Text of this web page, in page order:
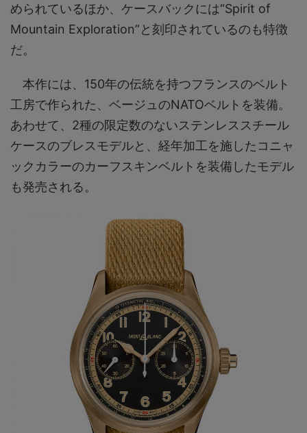
められているほか、ケースバックには“Spirit of
Mountain Exploration”と刻印されているのも特徴
だ。
本作には、150年の伝統を持つフランスのベルト
工房で作られた、ベージュのNATOベルトを装備。
あわせて、2種の限定数のないステンレススチール
ケースのブレスモデルと、経年加工を施したコニャ
ックカラーのカーフスキンベルトを装備したモデル
も発売される。